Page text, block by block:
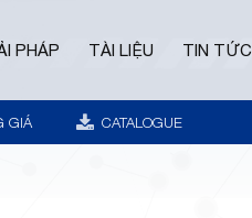
PHÁP TÀI LIỆU TIN TỨC
GIÁ CATALOGUE